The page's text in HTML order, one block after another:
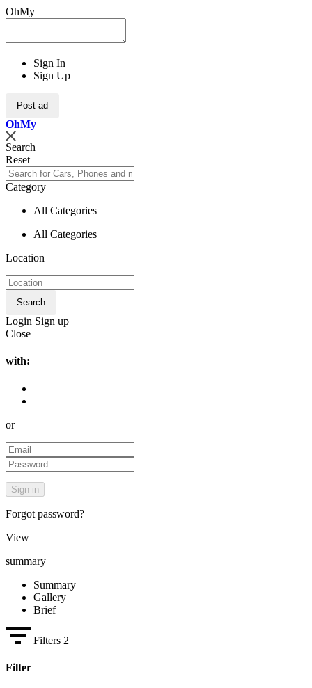
OhMy
Sign In
Sign Up
Post ad
OhMy
Search
Reset
Category
All Categories
All Categories
Location
Search
Login Sign up
Close
with:
or
Forgot password?
View
summary
Summary
Gallery
Brief
Filters 2
Filter